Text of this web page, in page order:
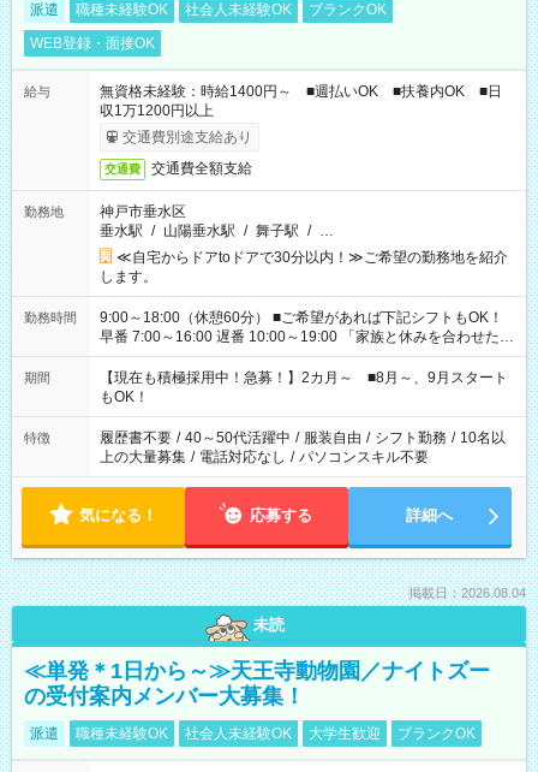
派遣 職種未経験OK 社会人未経験OK
ブランクOK
WEB登録・面接OK
給与
無資格未経験：時給1400円～ ■週払いOK ■扶養内OK ■日
収1万1200円以上
交通費別途支給あり
交通費 交通費全額支給
勤務地
神戸市垂水区
垂水駅 / 山陽垂水駅 / 舞子駅 / …
≪自宅からドアtoドアで30分以内！≫ご希望の勤務地を紹介
します。
勤務時間
9:00～18:00（休憩60分） ■ご希望があれば下記シフトもOK！
早番 7:00～16:00 遅番 10:00～19:00 「家族と休みを合わせた
い」 「余裕を持って夕飯の準備がしたい」 「できれば残業はし
たくない」 など、ご希望を教えてくださいね。 ※Wワーク希望
の方へ 今ご覧のお仕事で希望する勤務時間と、もう1つのお仕事
の勤務時間。 合計で週40時間を超える場合は応募できません。
期間
【現在も積極採用中！急募！】2カ月～ ■8月～、9月スタート
もOK！
特徴 履歴書不要 / 40～50代活躍中 / 服装自由 / シフト勤務 / 10名以
上の大量募集 / 電話対応なし / パソコンスキル不要
気になる！ 応募する 詳細へ
掲載日：2026.08.04
未読
≪単発＊1日から～≫天王寺動物園／ナイトズー
の受付案内メンバー大募集！
派遣 職種未経験OK 社会人未経験OK 大学生歓迎 ブランクOK